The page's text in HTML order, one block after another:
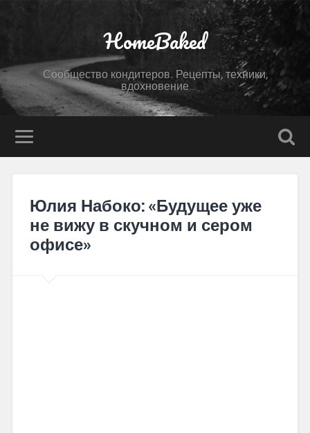
HomeBaked
Сообщество кондитеров. Рецепты, техники,
вдохновение
Юлия Набоко: «Будущее уже
не вижу в скучном и сером
офисе»